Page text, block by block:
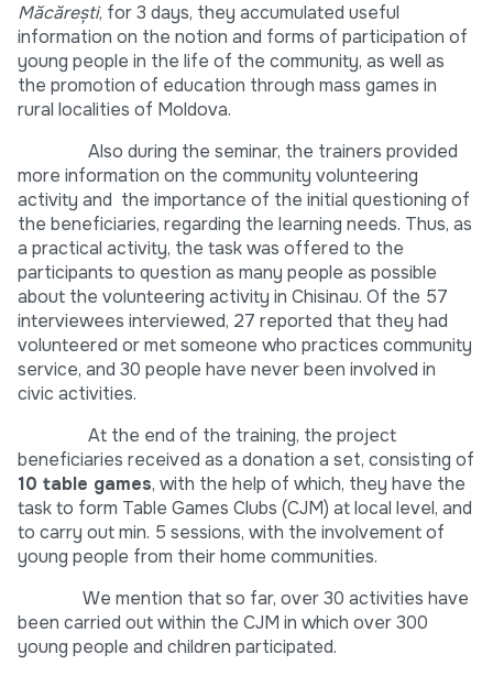
Măcărești, for 3 days, they accumulated useful
information on the notion and forms of participation of
young people in the life of the community, as well as
the promotion of education through mass games in
rural localities of Moldova.
Also during the seminar, the trainers provided
more information on the community volunteering
activity and the importance of the initial questioning of
the beneficiaries, regarding the learning needs. Thus, as
a practical activity, the task was offered to the
participants to question as many people as possible
about the volunteering activity in Chisinau. Of the 57
interviewees interviewed, 27 reported that they had
volunteered or met someone who practices community
service, and 30 people have never been involved in
civic activities.
At the end of the training, the project
beneficiaries received as a donation a set, consisting of
10 table games, with the help of which, they have the
task to form Table Games Clubs (CJM) at local level, and
to carry out min. 5 sessions, with the involvement of
young people from their home communities.
We mention that so far, over 30 activities have
been carried out within the CJM in which over 300
young people and children participated.